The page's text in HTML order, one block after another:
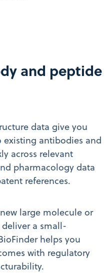
and peptide
data give you
antibodies and
across relevant
pharmacology data
references.
large molecule or
a small-
helps you
with regulatory